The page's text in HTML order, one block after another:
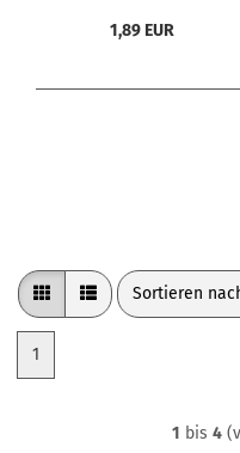
1,89 EUR
Sortieren
Sortieren
1
1 bis 4